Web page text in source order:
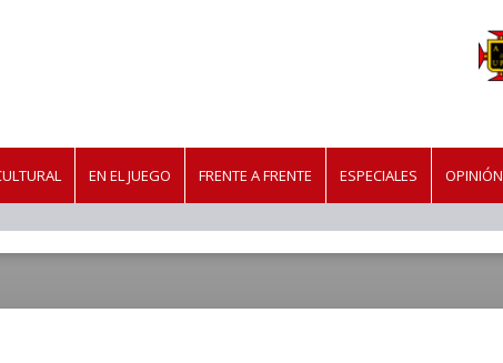
EN EL JUEGO FRENTE A FRENTE ESPECIALES OPINIÓN